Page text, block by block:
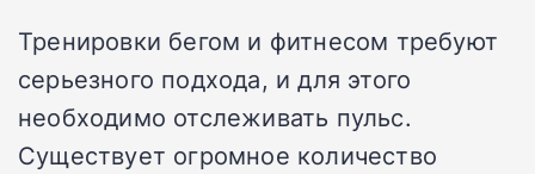
Тренировки бегом и фитнесом требуют
серьезного подхода, и для этого
необходимо отслеживать пульс.
Существует огромное количество